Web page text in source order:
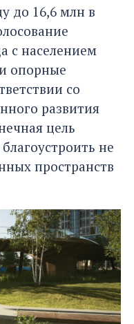
до 16,6 млн в
с населением
опорные
со
развития
цель
не
пространств